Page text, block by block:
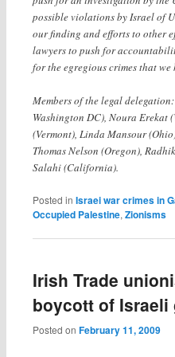
possible violations by Israel of
our finding and efforts to other
lawyers to push for
for the egregious crimes that we
Members of the legal
Washington DC), Noura Erekat
(Vermont), Linda Mansour
Thomas Nelson (Oregon),
Salahi (California).
Posted in Israei war crimes in
Occupied Palestine, Zionisms
Irish Trade
boycott of Israeli
Posted on February 11, 2009